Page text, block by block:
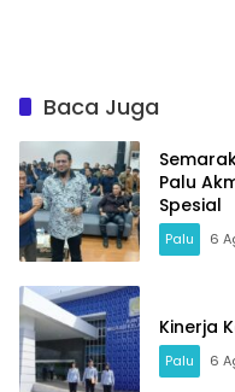
Baca Juga
Palu
Spesial
Palu 6
Kinerja
Palu 6